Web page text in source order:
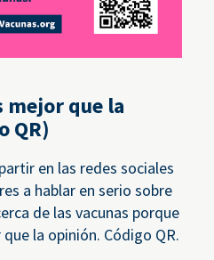
mejor que la
QR)
en las redes sociales
a hablar en serio sobre
de las vacunas porque
la opinión. Código QR.